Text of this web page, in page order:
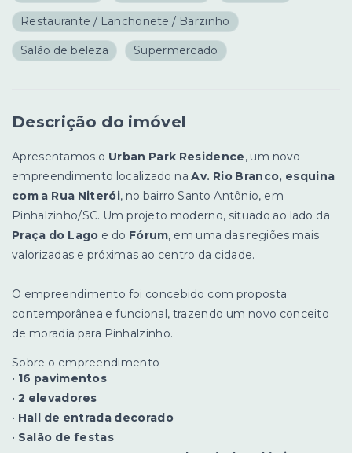
Restaurante / Lanchonete / Barzinho
Salão de beleza Supermercado
Descrição do imóvel
Apresentamos o Urban Park Residence, um novo
empreendimento localizado naAv. Rio Branco, esquina
com a Rua Niterói, no bairro Santo Antônio, em
Pinhalzinho/SC. Um projeto moderno, situado ao lado da
Praça do Lago e do Fórum, em uma das regiões mais
valorizadas e próximas ao centro da cidade.
O empreendimento foi concebido com proposta
contemporânea e funcional, trazendo um novo conceito
de moradia para Pinhalzinho.
Sobre o empreendimento
• 16 pavimentos
• 2 elevadores
• Hall de entrada decorado
• Salão de festas